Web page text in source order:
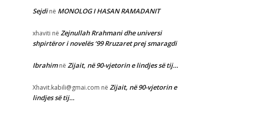
Sejdinë MONOLOG I HASAN RAMADANIT
xhaviti në Zejnullah Rrahmani dhe universi
shpirtëror i novelës ‘99 Rruzaret prej smaragdi
Ibrahimnë Zijait, në 90-vjetorin e lindjes së tij…
Xhavit.kabili@gmai.com në Zijait, në 90-vjetorin e
lindjes së tij…